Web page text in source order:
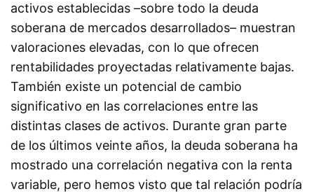
activos establecidas –sobre todo la deuda
soberana de mercados desarrollados– muestran
valoraciones elevadas, con lo que ofrecen
rentabilidades proyectadas relativamente bajas.
También existe un potencial de cambio
significativo en las correlaciones entre las
distintas clases de activos. Durante gran parte
de los últimos veinte años, la deuda soberana ha
mostrado una correlación negativa con la renta
variable, pero hemos visto que tal relación podría